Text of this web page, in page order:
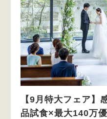
【9月特大フェア】
品試食×最大140万